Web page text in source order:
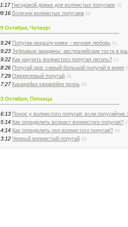
Гнездовой домик для волнистых попугаев (0)
Болезни волнистых попугаев (0)
Октября, Четверг
Попугаи неразлучники – вечная любовь (0)
Зебровые амадины: австралийские гости в
Как научить волнистого попугая летать? (0)
Попугай ара: самый большой попугай в мире
Ожереловый попугай (0)
Канарейка канарейке рознь (0)
Октября, Пятница
Понос у волнистого попугая: если попугайчик
Как определить возраст волнистого попугая?
Как определить пол волнистого попугая? (0)
Черный волнистый попугай (0)